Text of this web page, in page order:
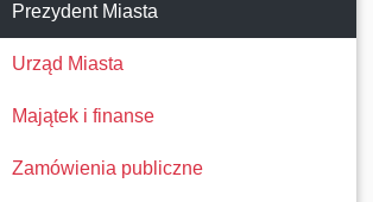
Prezydent Miasta
Urząd Miasta
Majątek i finanse
Zamówienia publiczne